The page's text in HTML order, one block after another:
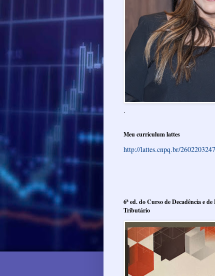
.
Meu curriculum lattes
http://lattes.cnpq.br/
6ª ed. do Curso de Decadência e
Tributário